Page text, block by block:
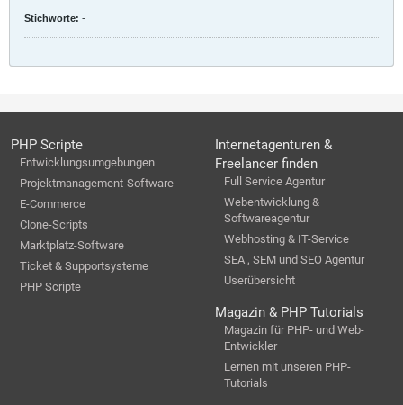
Stichworte: -
PHP Scripte
Entwicklungsumgebungen
Projektmanagement-Software
E-Commerce
Clone-Scripts
Marktplatz-Software
Ticket & Supportsysteme
PHP Scripte
Internetagenturen &
Freelancer finden
Full Service Agentur
Webentwicklung &
Softwareagentur
Webhosting & IT-Service
SEA , SEM und SEO Agentur
Userübersicht
Magazin & PHP Tutorials
Magazin für PHP- und Web-
Entwickler
Lernen mit unseren PHP-
Tutorials